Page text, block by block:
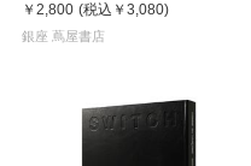
か
￥2,800 (税込 ￥3,080)
銀座 蔦屋書店